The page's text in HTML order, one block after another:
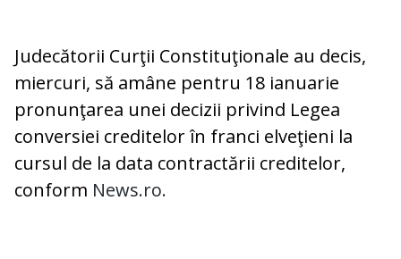
Judecătorii Curţii Constituţionale au decis,
miercuri, să amâne pentru 18 ianuarie
pronunţarea unei decizii privind Legea
conversiei creditelor în franci elveţieni la
cursul de la data contractării creditelor,
conform News.ro.